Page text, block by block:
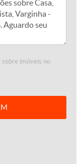
sobre imóveis no